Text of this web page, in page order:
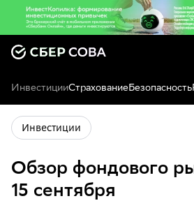
ИнвестицииСтрахованиеБезопасность
Инвестиции
Обзор фондового
15 сентября